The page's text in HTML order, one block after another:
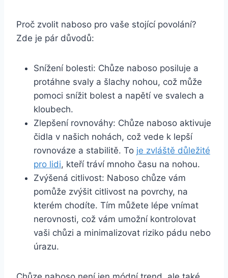
Proč zvolit naboso pro vaše stojící povolání?​
Zde ​je pár důvodů:
Snížení bolesti: ⁢Chůze naboso posiluje‍ a
protáhne svaly ⁤a šlachy nohou, což⁣ může⁤
pomoci snížit bolest a napětí ve svalech a
kloubech.
Zlepšení rovnováhy: Chůze naboso aktivuje
čidla v našich nohách, což vede k lepší
rovnováze a stabilitě. ‍To je zvláště důležité
pro lidi, kteří tráví mnoho času na nohou.
Zvýšená ⁣citlivost: Naboso chůze vám
pomůže zvýšit citlivost na povrchy, na
kterém ‍chodíte. Tím ⁢můžete ‍lépe vnímat
nerovnosti, což vám umožní‌ kontrolovat
vaši chůzi a minimalizovat riziko pádu nebo
úrazu.